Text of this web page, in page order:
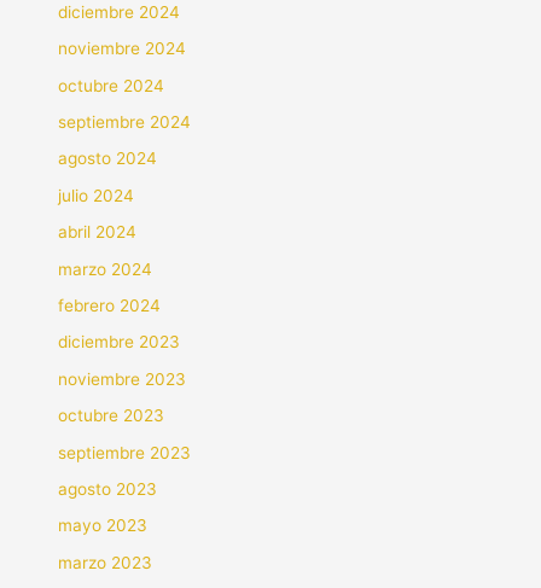
diciembre 2024
noviembre 2024
octubre 2024
septiembre 2024
agosto 2024
julio 2024
abril 2024
marzo 2024
febrero 2024
diciembre 2023
noviembre 2023
octubre 2023
septiembre 2023
agosto 2023
mayo 2023
marzo 2023